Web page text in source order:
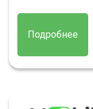
Подробнее